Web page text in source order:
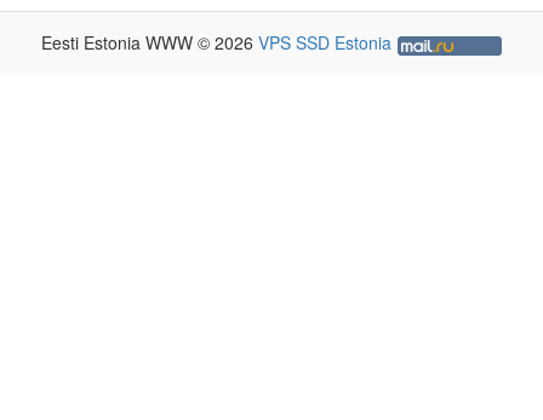
Eesti Estonia WWW © 2026 VPS SSD Estonia